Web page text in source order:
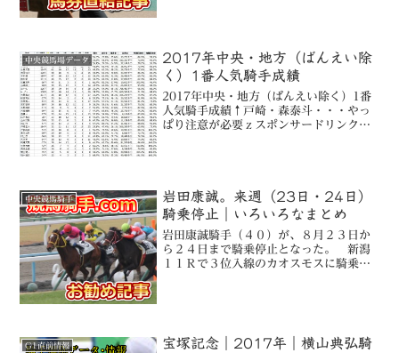
中央競馬場データ
2017年中央・地方（ばんえい除
く）1番人気騎手成績
2017年中央・地方（ばんえい除く）1番
人気騎手成績↑戸崎・森泰斗・・・やっ
ぱり注意が必要ｚスポンサードリンク
中央競馬騎手
岩田康誠。来週（23日・24日）
騎乗停止｜いろいろなまとめ
岩田康誠騎手（４０）が、８月２３日か
ら２４日まで騎乗停止となった。 新潟
１１Ｒで３位入線のカオスモスに騎乗し
G1直前情報
宝塚記念｜2017年｜横山典弘騎